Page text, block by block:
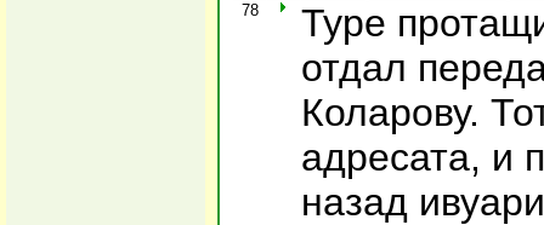
78
Туре
отдал
Коларову.
адресата, и
назад